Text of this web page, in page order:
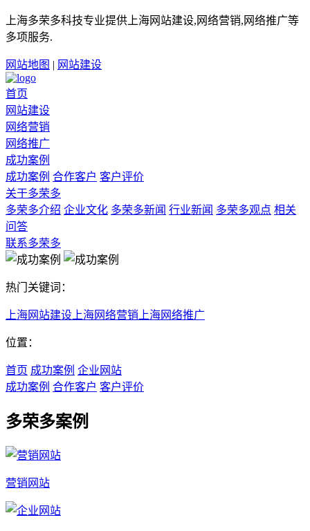
上海多荣多科技专业提供上海网站建设,网络营销,网络推广等
多项服务.
网站地图 | 网站建设
首页
网站建设
网络营销
网络推广
成功案例
成功案例 合作客户 客户评价
关于多荣多
多荣多介绍 企业文化 多荣多新闻 行业新闻 多荣多观点 相关
问答
联系多荣多
热门关键词：
上海网站建设 上海网络营销 上海网络推广
位置：
首页 成功案例 企业网站
成功案例 合作客户 客户评价
多荣多案例
营销网站